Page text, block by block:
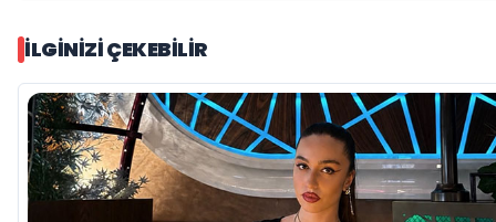
İLGINIZI ÇEKEBILIR